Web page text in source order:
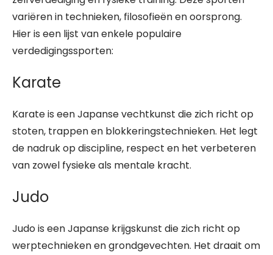
variëren in technieken, filosofieën en oorsprong.
Hier is een lijst van enkele populaire
verdedigingssporten:
Karate
Karate is een Japanse vechtkunst die zich richt op
stoten, trappen en blokkeringstechnieken. Het legt
de nadruk op discipline, respect en het verbeteren
van zowel fysieke als mentale kracht.
Judo
Judo is een Japanse krijgskunst die zich richt op
werptechnieken en grondgevechten. Het draait om